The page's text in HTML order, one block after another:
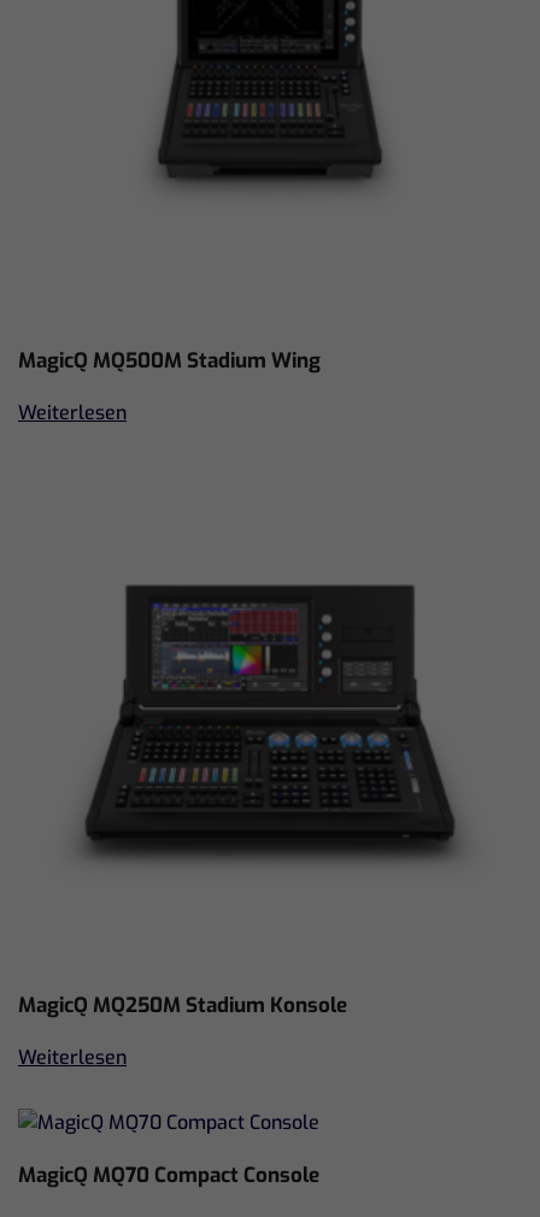
MagicQ MQ500M Stadium Wing
Weiterlesen
MagicQ MQ250M Stadium Konsole
Weiterlesen
MagicQ MQ70 Compact Console